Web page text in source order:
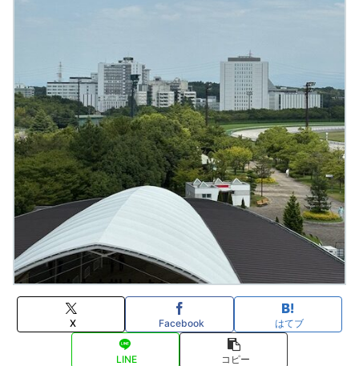
X Facebook はてブ
LINE コピー